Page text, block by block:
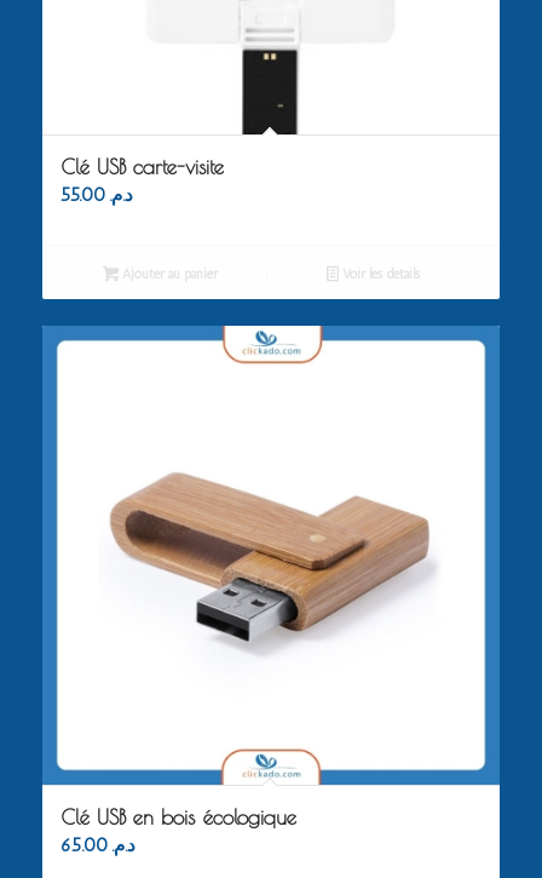
Clé USB carte-visite
د.م. 55.00
Ajouter au panier Voir les détails
Clé USB en bois écologique
د.م. 65.00